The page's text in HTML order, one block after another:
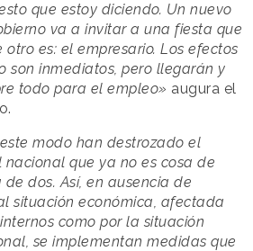
que estoy diciendo. Un nuevo
va a invitar a una fiesta que
es: el empresario. Los efectos
son inmediatos, pero llegarán y
todo para el empleo» augura el
modo han destrozado el
que ya no es cosa de
de dos. Así, en ausencia de
situación económica, afectada
como por la situación
se implementan medidas que